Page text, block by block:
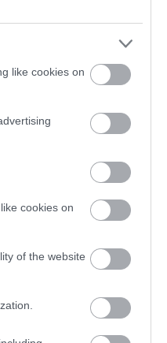
like cookies on
cookies on
of the website
Tető, ami
családról
Döntsön
tetőcserepet!